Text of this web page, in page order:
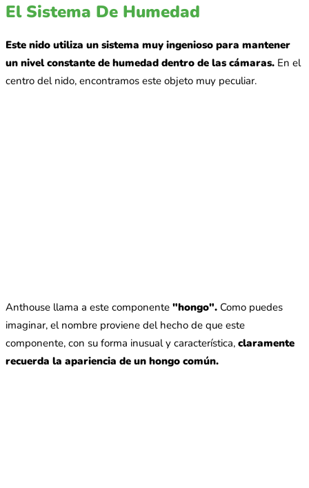
El Sistema De Humedad
Este nido utiliza un sistema muy ingenioso para mantener
un nivel constante de humedad dentro de las cámaras. En el
centro del nido, encontramos este objeto muy peculiar.
Anthouse llama a este componente "hongo". Como puedes
imaginar, el nombre proviene del hecho de que este
componente, con su forma inusual y característica, claramente
recuerda la apariencia de un hongo común.